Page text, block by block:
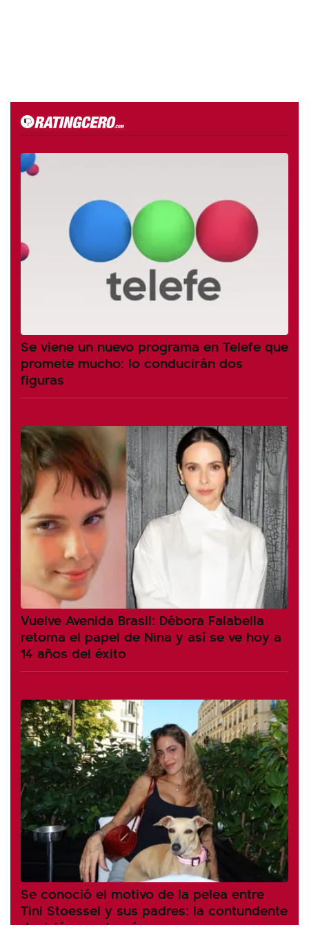
Se viene un nuevo programa en Telefe que
promete mucho: lo conducirán dos
figuras
Vuelve Avenida Brasil: Débora Falabella
retoma el papel de Nina y así se ve hoy a
14 años del éxito
Se conoció el motivo de la pelea entre
Tini Stoessel y sus padres: la contundente